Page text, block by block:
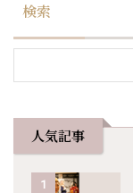
検索
人気記事
1